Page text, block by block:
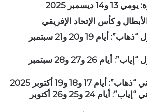
2025
و كأس الإتحاد الإفريقي
– الدور التمهيدي الأول “ذهاب”: أيام 19 و20 و21 سبتمبر
– الدور التمهيدي الأول “إياب”: أيام 26 و27 و28 سبتمبر
17 و18 و19 أكتوبر 2025
– الدور التمهيدي الثاني “إياب”: أيام 24 و25 و26 أكتوبر